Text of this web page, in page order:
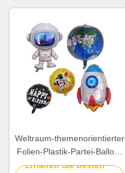
Weltraum-themenorientierter
Folien-Plastik-Partei-Ballon-
Astronaut Rocket Pattern
Erhalten Sie besten